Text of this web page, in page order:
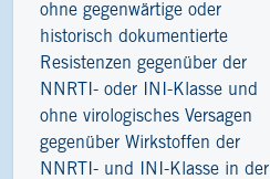
ohne gegenwärtige oder
historisch dokumentierte
Resistenzen gegenüber der
NNRTI- oder INI-Klasse und
ohne virologisches Versagen
gegenüber Wirkstoffen der
NNRTI- und INI-Klasse in der